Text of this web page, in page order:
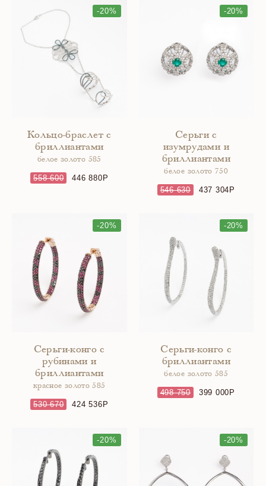
-20%
Кольцо-браслет с
бриллиантами
белое золото 585
558 600 446 880
-20%
Серьги с
изумрудами и
бриллиантами
белое золото 750
546 630 437 304
-20%
Серьги-конго с
рубинами и
бриллиантами
красное золото 585
530 670 424 536
-20%
Серьги-конго с
бриллиантами
белое золото 585
498 750 399 000
-20% -20%